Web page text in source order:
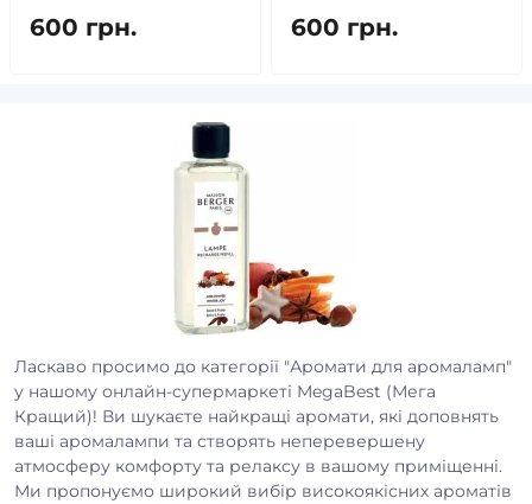
600 грн. 600 грн.
Ласкаво просимо до категорії "Аромати для аромаламп"
у нашому онлайн-супермаркеті MegaBest (Мега
Кращий)! Ви шукаєте найкращі аромати, які доповнять
ваші аромалампи та створять неперевершену
атмосферу комфорту та релаксу в вашому приміщенні.
Ми пропонуємо широкий вибір високоякісних ароматів